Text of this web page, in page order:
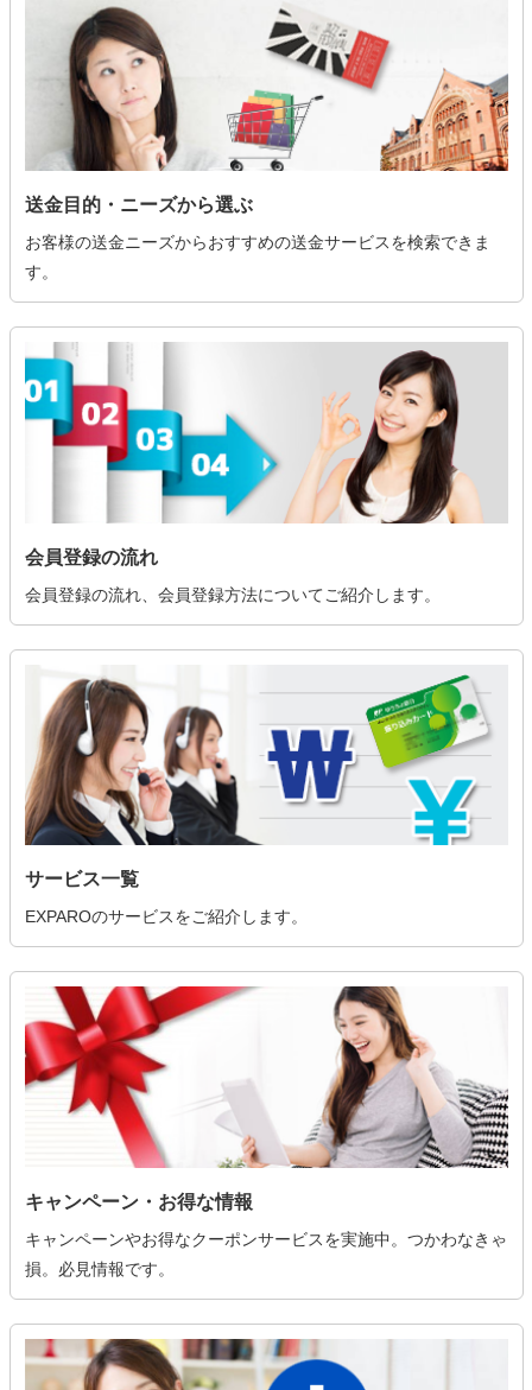
送金目的・ニーズから選ぶ
お客様の送金ニーズからおすすめの送金サービスを検索できま
す。
会員登録の流れ
会員登録の流れ、会員登録方法についてご紹介します。
サービス一覧
EXPAROのサービスをご紹介します。
キャンペーン・お得な情報
キャンペーンやお得なクーポンサービスを実施中。つかわなきゃ
損。必見情報です。